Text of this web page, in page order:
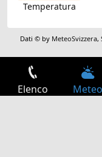
Temperatura
Dati © by MeteoSvizzera,
Elenco Meteo